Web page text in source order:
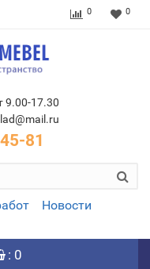
0 0
9.00-17.30
81
Новости
: 0